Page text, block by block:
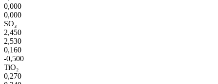
0,000
0,000
SO₃
2,450
2,530
0,160
-0,500
TiO₂
0,270